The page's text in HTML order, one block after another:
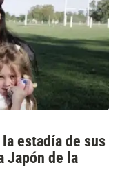
estadía de sus
Japón de la